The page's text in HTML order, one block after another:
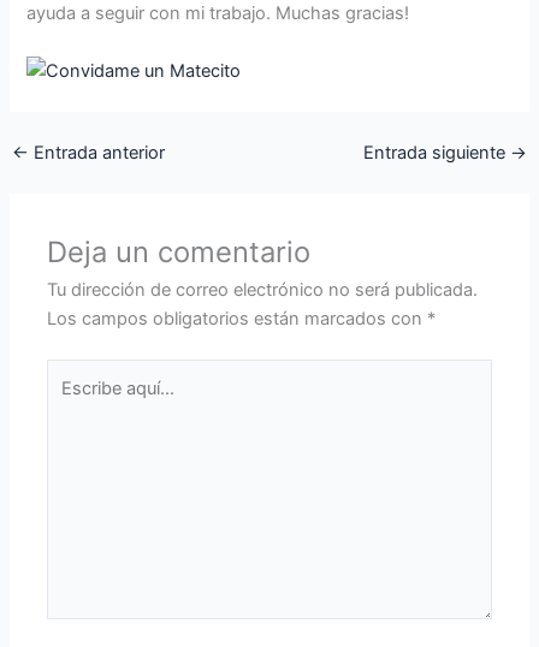
ayuda a seguir con mi trabajo. Muchas gracias!
← Entrada anterior Entrada siguiente →
Deja un comentario
Tu dirección de correo electrónico no será publicada.
Los campos obligatorios están marcados con *
aquí...